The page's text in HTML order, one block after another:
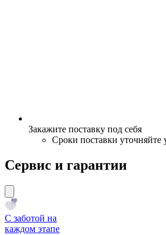
Закажите поставку под себя
Сроки поставки уточняйте
Сервис и гарантии
С заботой на
каждом этапе